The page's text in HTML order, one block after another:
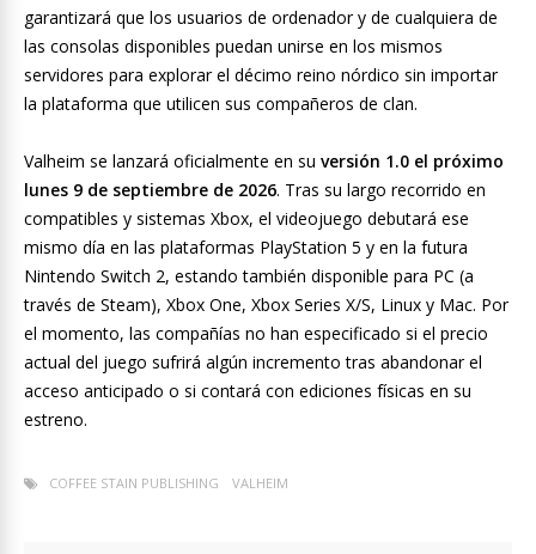
garantizará que los usuarios de ordenador y de cualquiera de
las consolas disponibles puedan unirse en los mismos
servidores para explorar el décimo reino nórdico sin importar
la plataforma que utilicen sus compañeros de clan.
Valheim se lanzará oficialmente en su versión 1.0 el próximo
lunes 9 de septiembre de 2026. Tras su largo recorrido en
compatibles y sistemas Xbox, el videojuego debutará ese
mismo día en las plataformas PlayStation 5 y en la futura
Nintendo Switch 2, estando también disponible para PC (a
través de Steam), Xbox One, Xbox Series X/S, Linux y Mac. Por
el momento, las compañías no han especificado si el precio
actual del juego sufrirá algún incremento tras abandonar el
acceso anticipado o si contará con ediciones físicas en su
estreno.
COFFEE STAIN PUBLISHING VALHEIM